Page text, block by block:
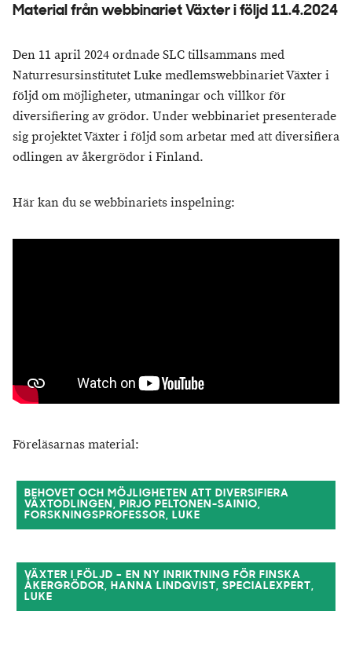
Material från webbinariet Växter i följd 11.4.2024
Den 11 april 2024 ordnade SLC tillsammans med
Naturresursinstitutet Luke medlemswebbinariet Växter i
följd om möjligheter, utmaningar och villkor för
diversifiering av grödor. Under webbinariet presenterade
sig projektet Växter i följd som arbetar med att diversifiera
odlingen av åkergrödor i Finland.
Här kan du se webbinariets inspelning:
Föreläsarnas material:
BEHOVET OCH MÖJLIGHETEN ATT DIVERSIFIERA
VÄXTODLINGEN, PIRJO PELTONEN-SAINIO,
FORSKNINGSPROFESSOR, LUKE
VÄXTER I FÖLJD – EN NY INRIKTNING FÖR FINSKA
ÅKERGRÖDOR, HANNA LINDQVIST, SPECIALEXPERT,
LUKE